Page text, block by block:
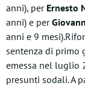
anni), per Ernesto
anni) e per
anni e 9
sentenza di primo
emessa nel luglio
presunti sodali. A